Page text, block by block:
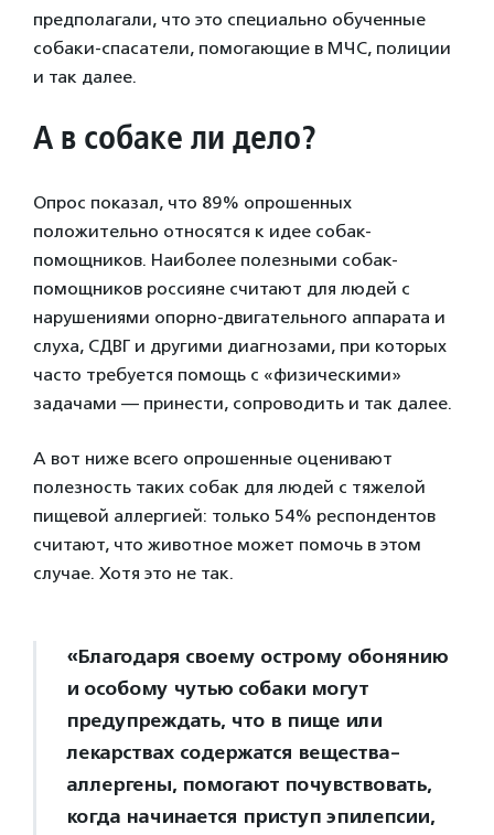
предполагали, что это специально обученные
собаки-спасатели, помогающие в МЧС, полиции
и так далее.
А в собаке ли дело?
Опрос показал, что 89% опрошенных
положительно относятся к идее собак-
помощников. Наиболее полезными собак-
помощников россияне считают для людей с
нарушениями опорно-двигательного аппарата и
слуха, СДВГ и другими диагнозами, при которых
часто требуется помощь с «физическими»
задачами — принести, сопроводить и так далее.
А вот ниже всего опрошенные оценивают
полезность таких собак для людей с тяжелой
пищевой аллергией: только 54% респондентов
считают, что животное может помочь в этом
случае. Хотя это не так.
«Благодаря своему острому обонянию
и особому чутью собаки могут
предупреждать, что в пище или
лекарствах содержатся вещества-
аллергены, помогают почувствовать,
когда начинается приступ эпилепсии,